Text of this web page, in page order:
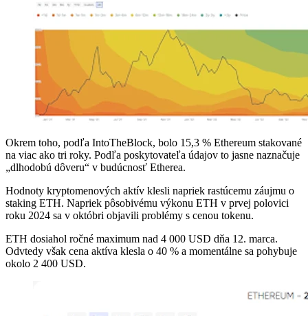
Okrem toho, podľa IntoTheBlock, bolo 15,3 % Ethereum stakované
na viac ako tri roky. Podľa poskytovateľa údajov to jasne naznačuje
„dlhodobú dôveru“ v budúcnosť Etherea.
Hodnoty kryptomenových aktív klesli napriek rastúcemu záujmu o
staking ETH. Napriek pôsobivému výkonu ETH v prvej polovici
roku 2024 sa v októbri objavili problémy s cenou tokenu.
ETH dosiahol ročné maximum nad 4 000 USD dňa 12. marca.
Odvtedy však cena aktíva klesla o 40 % a momentálne sa pohybuje
okolo 2 400 USD.